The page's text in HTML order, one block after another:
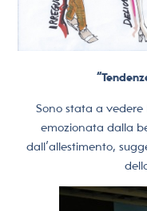
Sono stata a vedere
emozionata dalla
dall’allestimento,